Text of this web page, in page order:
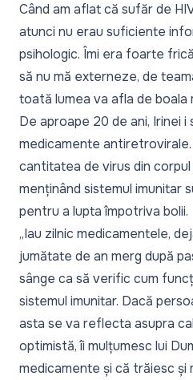
Când am aflat că sufăr de
atunci nu erau suficiente
psihologic. Îmi era foarte
să nu mă externeze, de
toată lumea va afla de boala
De aproape 20 de ani, Irinei i
medicamente
cantitatea de virus din corpul
menținând sistemul imunitar
pentru a lupta împotriva bolii.
„Iau zilnic medicamentele,
jumătate de an merg după
sânge ca să verific cum
sistemul imunitar. Dacă
asta se va reflecta asupra
optimistă, îi mulțumesc lui
medicamente și că trăiesc și